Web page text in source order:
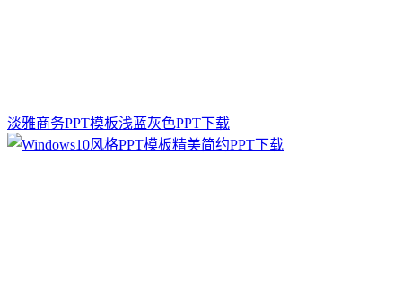
淡雅商务PPT模板浅蓝灰色PPT下载